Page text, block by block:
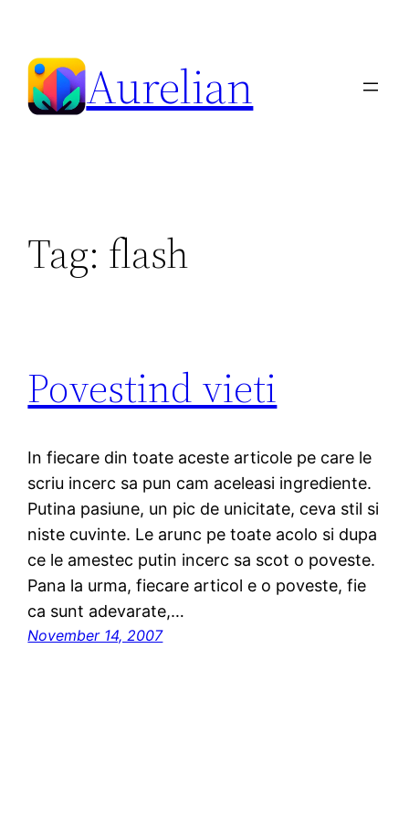
content
Aurelian
Tag: flash
Povestind vieti
In fiecare din toate aceste articole pe care le
scriu incerc sa pun cam aceleasi ingrediente.
Putina pasiune, un pic de unicitate, ceva stil si
niste cuvinte. Le arunc pe toate acolo si dupa
ce le amestec putin incerc sa scot o poveste.
Pana la urma, fiecare articol e o poveste, fie
ca sunt adevarate,…
November 14, 2007